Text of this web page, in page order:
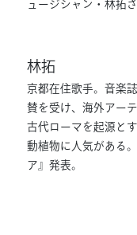
ュージシャン・林拓さ
林拓
京都在住歌手。音楽
賛を受け、海外アー
古代ローマを起源と
動植物に人気がある
ア』発表。